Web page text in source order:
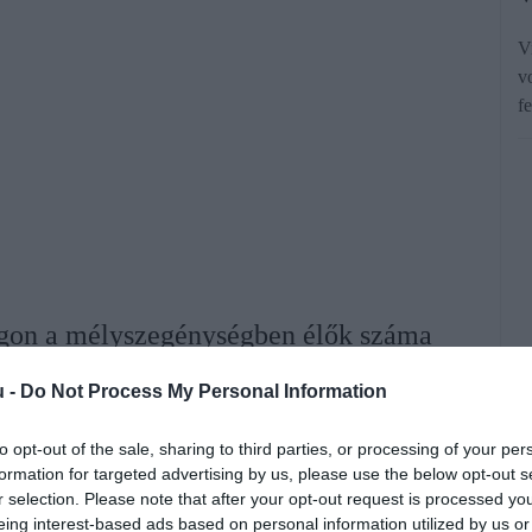
- Do Not Process My Personal Information
opt-out of the sale, sharing to third parties, or processing of your
for targeted advertising by us, please use the below opt-out
selection. Please note that after your opt-out request is processed
interest-based ads based on personal information utilized by us
a mélyszegénységben élők száma
miatt. Ez a szám azzal
Németország, Franciaország és
süllyedne. Tovább
egyenlőtlenség.